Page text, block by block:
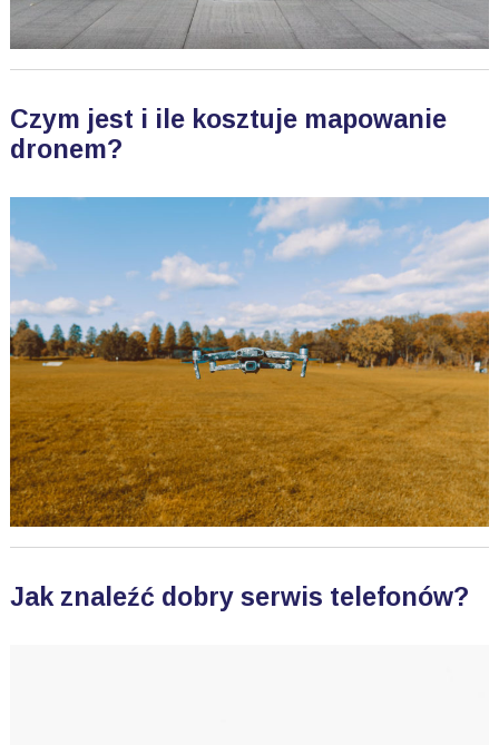
Czym jest i ile kosztuje mapowanie
dronem?
Jak znaleźć dobry serwis telefonów?